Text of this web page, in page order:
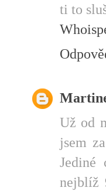
ti to
Už od
jsem
Jediné
nejblíž